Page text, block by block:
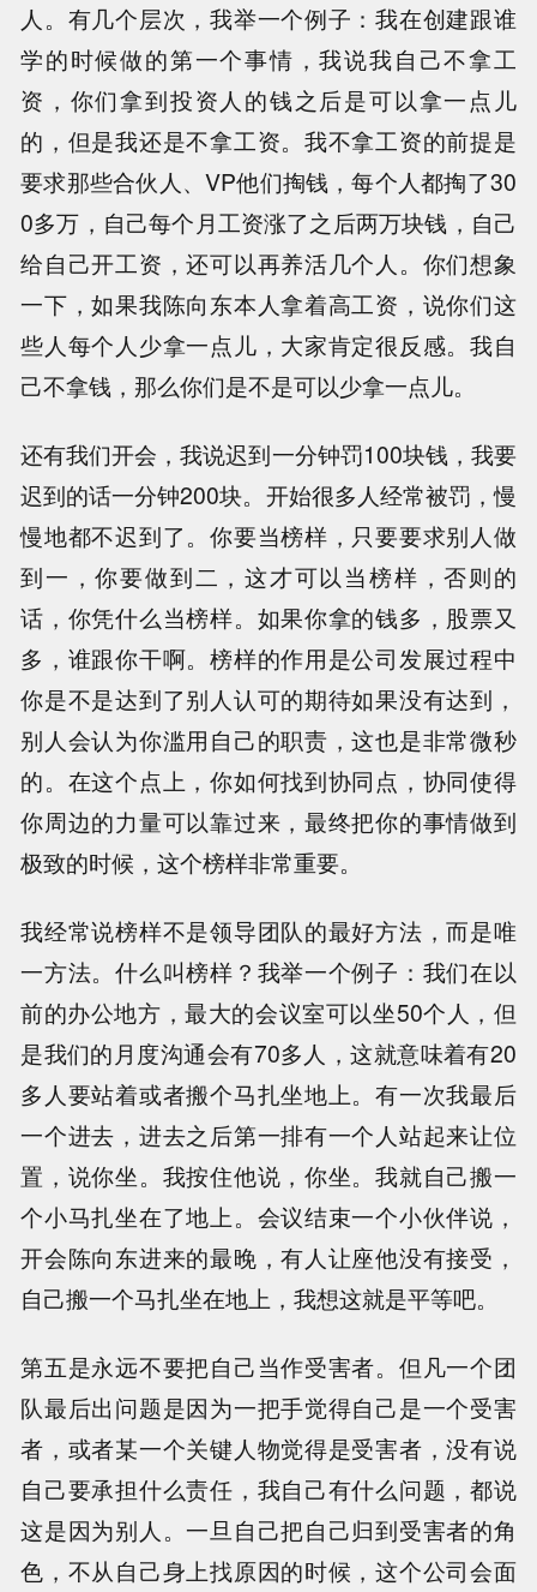
人。有几个层次，我举一个例子：我在创建跟谁
学的时候做的第一个事情，我说我自己不拿工
资，你们拿到投资人的钱之后是可以拿一点儿
的，但是我还是不拿工资。我不拿工资的前提是
要求那些合伙人、VP他们掏钱，每个人都掏了30
0多万，自己每个月工资涨了之后两万块钱，自己
给自己开工资，还可以再养活几个人。你们想象
一下，如果我陈向东本人拿着高工资，说你们这
些人每个人少拿一点儿，大家肯定很反感。我自
己不拿钱，那么你们是不是可以少拿一点儿。
还有我们开会，我说迟到一分钟罚100块钱，我要
迟到的话一分钟200块。开始很多人经常被罚，慢
慢地都不迟到了。你要当榜样，只要要求别人做
到一，你要做到二，这才可以当榜样，否则的
话，你凭什么当榜样。如果你拿的钱多，股票又
多，谁跟你干啊。榜样的作用是公司发展过程中
你是不是达到了别人认可的期待如果没有达到，
别人会认为你滥用自己的职责，这也是非常微秒
的。在这个点上，你如何找到协同点，协同使得
你周边的力量可以靠过来，最终把你的事情做到
极致的时候，这个榜样非常重要。
我经常说榜样不是领导团队的最好方法，而是唯
一方法。什么叫榜样？我举一个例子：我们在以
前的办公地方，最大的会议室可以坐50个人，但
是我们的月度沟通会有70多人，这就意味着有20
多人要站着或者搬个马扎坐地上。有一次我最后
一个进去，进去之后第一排有一个人站起来让位
置，说你坐。我按住他说，你坐。我就自己搬一
个小马扎坐在了地上。会议结束一个小伙伴说，
开会陈向东进来的最晚，有人让座他没有接受，
自己搬一个马扎坐在地上，我想这就是平等吧。
第五是永远不要把自己当作受害者。但凡一个团
队最后出问题是因为一把手觉得自己是一个受害
者，或者某一个关键人物觉得是受害者，没有说
自己要承担什么责任，我自己有什么问题，都说
这是因为别人。一旦自己把自己归到受害者的角
色，不从自己身上找原因的时候，这个公司会面